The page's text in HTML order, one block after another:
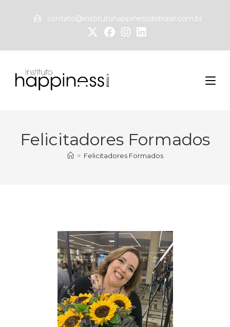
contato@institutohappinessdobrasil.com.br
Felicitadores Formados
> Felicitadores Formados